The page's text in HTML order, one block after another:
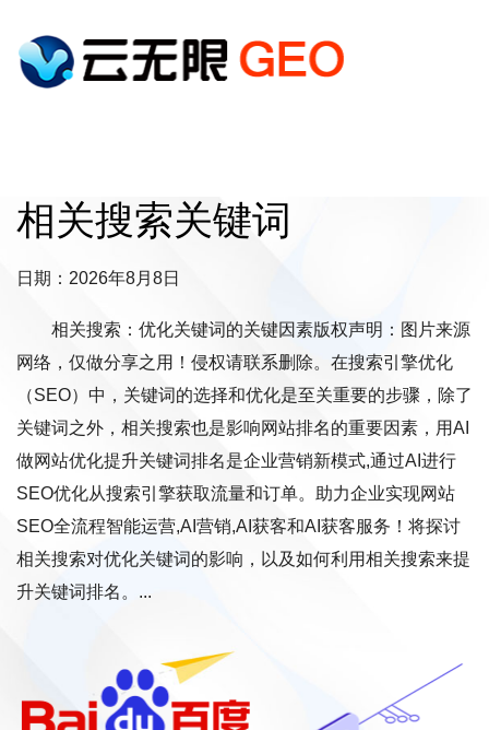
相关搜索关键词
日期：2026年8月8日
相关搜索：优化关键词的关键因素版权声明：图片来源
网络，仅做分享之用！侵权请联系删除。在搜索引擎优化
（SEO）中，关键词的选择和优化是至关重要的步骤，除了
关键词之外，相关搜索也是影响网站排名的重要因素，用AI
做网站优化提升关键词排名是企业营销新模式,通过AI进行
SEO优化从搜索引擎获取流量和订单。助力企业实现网站
SEO全流程智能运营,AI营销,AI获客和AI获客服务！将探讨
相关搜索对优化关键词的影响，以及如何利用相关搜索来提
升关键词排名。...